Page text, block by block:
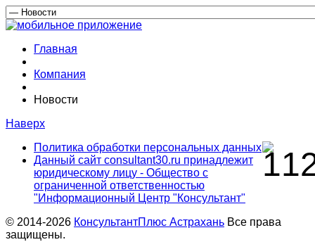
Главная
Компания
Новости
Наверх
Политика обработки персональных данных
Данный сайт consultant30.ru принадлежит
юридическому лицу - Общество с
ограниченной ответственностью
"Информационный Центр "Консультант"
© 2014-2026 КонсультантПлюс Астрахань Все права
защищены.